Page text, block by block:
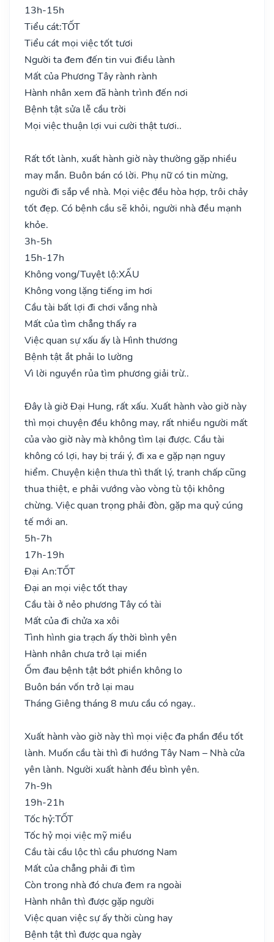
13h-15h
Tiểu cát:TỐT
Tiểu cát mọi việc tốt tươi
Người ta đem đến tin vui điều lành
Mất của Phương Tây rành rành
Hành nhân xem đã hành trình đến nơi
Bệnh tật sửa lễ cầu trời
Mọi việc thuận lợi vui cười thật tươi..
Rất tốt lành, xuất hành giờ này thường gặp nhiều
may mắn. Buôn bán có lời. Phụ nữ có tin mừng,
người đi sắp về nhà. Mọi việc đều hòa hợp, trôi chảy
tốt đẹp. Có bệnh cầu sẽ khỏi, người nhà đều mạnh
khỏe.
3h-5h
15h-17h
Không vong/Tuyệt lộ:XẤU
Không vong lặng tiếng im hơi
Cầu tài bất lợi đi chơi vắng nhà
Mất của tìm chẳng thấy ra
Việc quan sự xấu ấy là Hình thương
Bệnh tật ắt phải lo lường
Vì lời nguyền rủa tìm phương giải trừ..
Đây là giờ Đại Hung, rất xấu. Xuất hành vào giờ này
thì mọi chuyện đều không may, rất nhiều người mất
của vào giờ này mà không tìm lại được. Cầu tài
không có lợi, hay bị trái ý, đi xa e gặp nạn nguy
hiểm. Chuyện kiện thưa thì thất lý, tranh chấp cũng
thua thiệt, e phải vướng vào vòng tù tội không
chừng. Việc quan trọng phải đòn, gặp ma quỷ cúng
tế mới an.
5h-7h
17h-19h
Đại An:TỐT
Đại an mọi việc tốt thay
Cầu tài ở nẻo phương Tây có tài
Mất của đi chửa xa xôi
Tình hình gia trạch ấy thời bình yên
Hành nhân chưa trở lại miền
Ốm đau bệnh tật bớt phiền không lo
Buôn bán vốn trở lại mau
Tháng Giêng tháng 8 mưu cầu có ngay..
Xuất hành vào giờ này thì mọi việc đa phần đều tốt
lành. Muốn cầu tài thì đi hướng Tây Nam – Nhà cửa
yên lành. Người xuất hành đều bình yên.
7h-9h
19h-21h
Tốc hỷ:TỐT
Tốc hỷ mọi việc mỹ miều
Cầu tài cầu lộc thì cầu phương Nam
Mất của chẳng phải đi tìm
Còn trong nhà đó chưa đem ra ngoài
Hành nhân thì được gặp người
Việc quan việc sự ấy thời cùng hay
Bệnh tật thì được qua ngày